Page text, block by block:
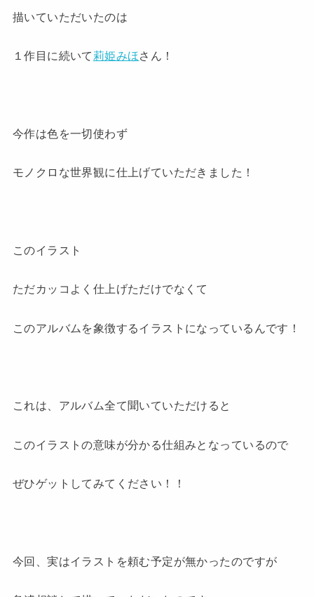
描いていただいたのは
１作目に続いて 莉姫みほさん！
今作は色を一切使わず
モノクロな世界観に仕上げていただきました！
このイラスト
ただカッコよく仕上げただけでなくて
このアルバムを象徴するイラストになっているんです！
これは、アルバム全て聞いていただけると
このイラストの意味が分かる仕組みとなっているので
ぜひゲットしてみてください！！
今回、実はイラストを頼む予定が無かったのですが